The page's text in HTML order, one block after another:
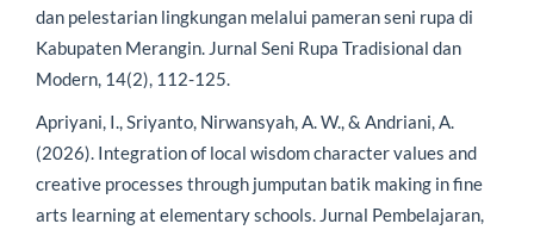
dan pelestarian lingkungan melalui pameran seni rupa di
Kabupaten Merangin. Jurnal Seni Rupa Tradisional dan
Modern, 14(2), 112-125.
Apriyani, I., Sriyanto, Nirwansyah, A. W., & Andriani, A.
(2026). Integration of local wisdom character values and
creative processes through jumputan batik making in fine
arts learning at elementary schools. Jurnal Pembelajaran,